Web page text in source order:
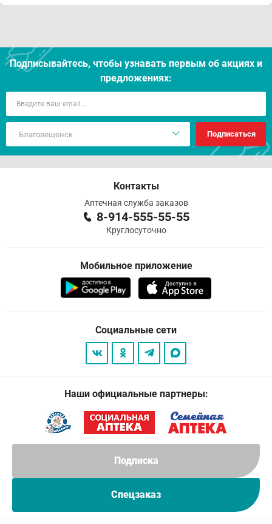
Подписка
Спецзаказ
Подписывайтесь, чтобы узнавать первым об акцияx и
предложениях:
Подписаться
Контакты
Аптечная служба заказов
8-914-555-55-55
Круглосуточно
Мобильное приложение
Социальные сети
Наши официальные партнеры: